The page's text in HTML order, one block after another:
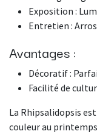
Exposition :
Entretien :
Avantages :
​Décoratif :
Facilité de
La Rhipsalidopsis
couleur au